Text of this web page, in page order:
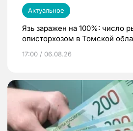
Актуальное
Язь заражен на 100%: число
описторхозом в Томской
17:00 / 06.08.26